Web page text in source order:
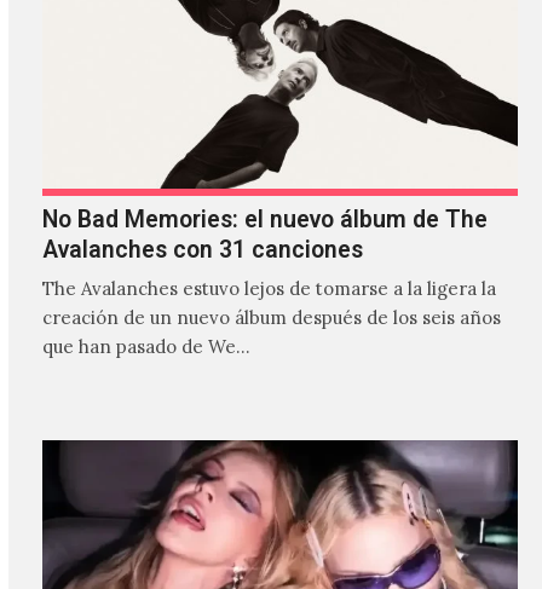
No Bad Memories: el nuevo álbum de The
Avalanches con 31 canciones
The Avalanches estuvo lejos de tomarse a la ligera la
creación de un nuevo álbum después de los seis años
que han pasado de We…